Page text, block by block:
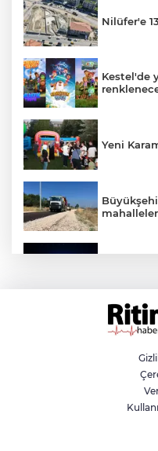
Nilüfer'e
Kestel'de
Yeni
Aslı
olmayı